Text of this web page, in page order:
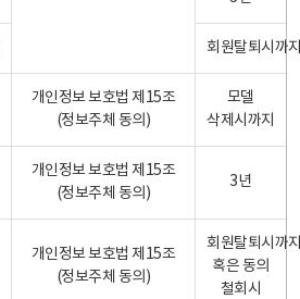
회원탈퇴시까
개인정보 보호법 제15조
(정보주체 동의)
모델
삭제시까지
개인정보 보호법 제15조
(정보주체 동의)
3년
개인정보 보호법 제15조
(정보주체 동의)
회원탈퇴시까
혹은 동의
철회시